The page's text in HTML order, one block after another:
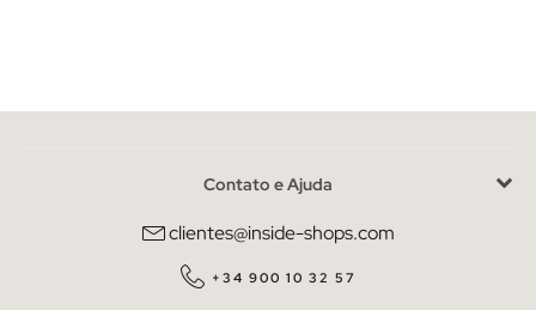
Contato e Ajuda
clientes@inside-shops.com
+34 900 10 32 57